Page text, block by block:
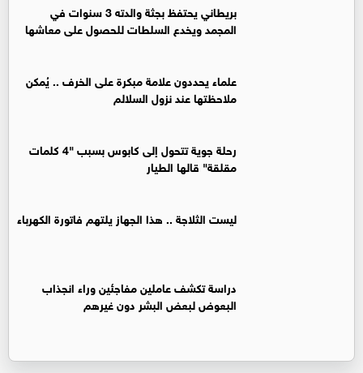
بريطاني يحتفظ بجثة والدته 3 سنوات في
المجمد ويخدع السلطات للحصول على معاشها
علماء يحددون علامة مبكرة على الخرف .. يُمكن
ملاحظتها عند نزول السلالم
رحلة جوية تتحول إلى كابوس بسبب "4 كلمات
مقلقة" قالها الطيار
ليست الثلاجة .. هذا الجهاز يلتهم فاتورة الكهرباء
دراسة تكشف عاملين مفاجئين وراء انجذاب
البعوض لبعض البشر دون غيرهم